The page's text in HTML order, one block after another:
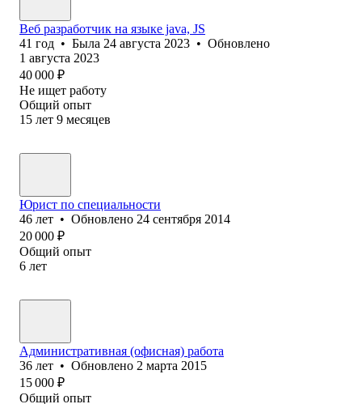
Веб разработчик на языке java, JS
41 год • Была 24 августа 2023 • Обновлено
1 августа 2023
40 000 ₽
Не ищет работу
Общий опыт
15 лет 9 месяцев
Юрист по специальности
46 лет • Обновлено 24 сентября 2014
20 000 ₽
Общий опыт
6 лет
Административная (офисная) работа
36 лет • Обновлено 2 марта 2015
15 000 ₽
Общий опыт